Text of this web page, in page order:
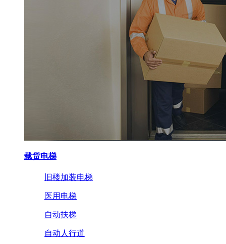
载货电梯
旧楼加装电梯
医用电梯
自动扶梯
自动人行道